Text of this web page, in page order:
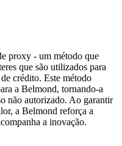
proxy - um método que
que são utilizados para
crédito. Este método
a Belmond, tornando-a
não autorizado. Ao garantir
a Belmond reforça a
a inovação.